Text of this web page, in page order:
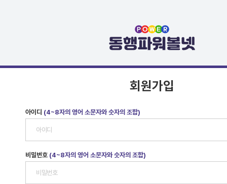
회원가입
아이디 (4~8자의 영어 소문자와 숫자의 조합)
비밀번호 (4~8자의 영어 소문자와 숫자의 조합)